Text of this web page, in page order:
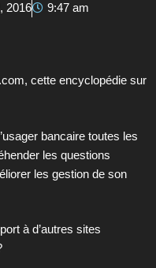
2016 9:47 am
cette encyclopédie sur
bancaire toutes les
les questions
les gestion de son
à d’autres sites